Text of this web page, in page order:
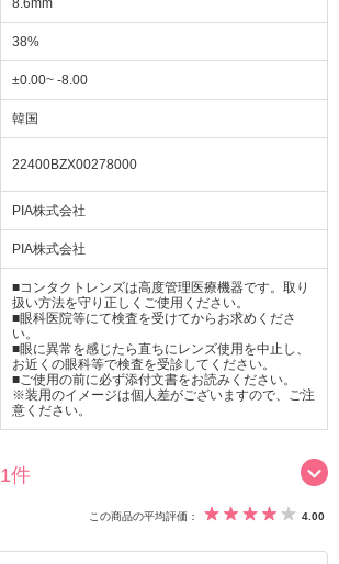
8.6mm
38%
±0.00~ -8.00
韓国
22400BZX00278000
PIA株式会社
PIA株式会社
■コンタクトレンズは高度管理医療機器です。取り
扱い方法を守り正しくご使用ください。
■眼科医院等にて検査を受けてからお求めくださ
い。
■眼に異常を感じたら直ちにレンズ使用を中止し、
お近くの眼科等で検査を受診してください。
■ご使用の前に必ず添付文書をお読みください。
※装用のイメージは個人差がございますので、ご注
意ください。
1件
この商品の平均評価： 4.00